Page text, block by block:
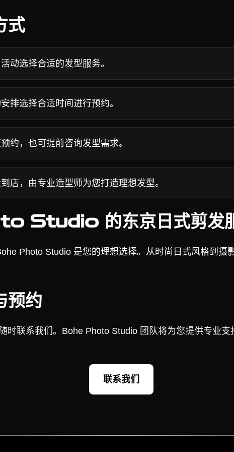
式
动选择合适的发型服务。
排选择合适时间进行预约。
约，也可提前咨询发型需求。
店，由专业造型师为您打造理想发型。
Studio 的东京日式剪发
Photo Studio 是您的理想选择。从时尚日式风格到
预约
时联系我们。Bohe Photo Studio 团队将为您提供专业支
联系我们